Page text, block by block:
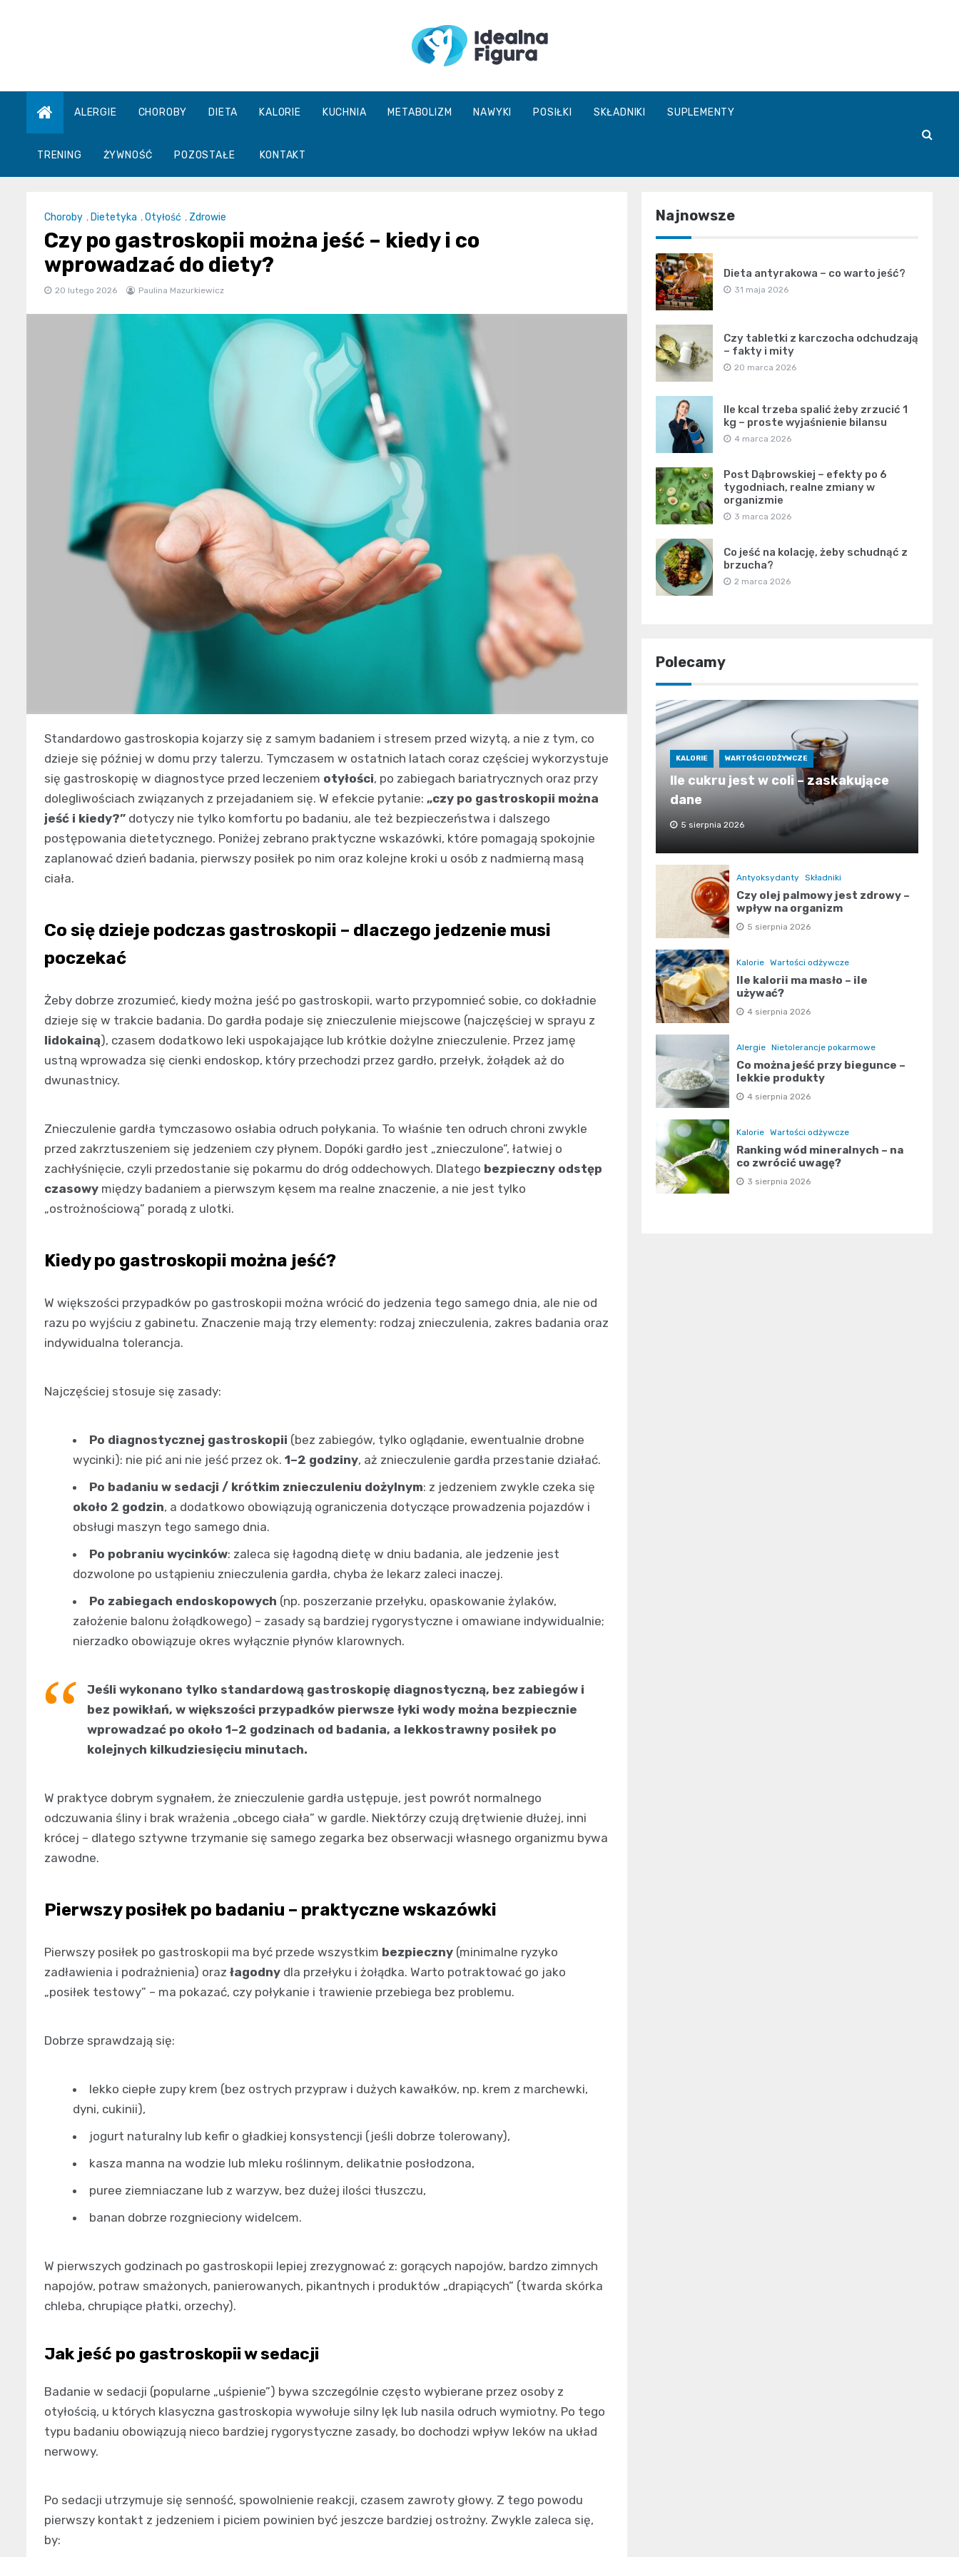
IdealnaFigura.pl
ALERGIE CHOROBY DIETA KALORIE KUCHNIA METABOLIZM NAWYKI POSIŁKI SKŁADNIKI SUPLEMENTY
TRENING ŻYWNOŚĆ POZOSTAŁE KONTAKT
Choroby , Dietetyka ,Otyłość , Zdrowie
Czy po gastroskopii można jeść – kiedy i co
wprowadzać do diety?
20 lutego 2026 Paulina Mazurkiewicz
Standardowo gastroskopia kojarzy się z samym badaniem i stresem przed wizytą, a nie z tym, co
dzieje się później w domu przy talerzu. Tymczasem w ostatnich latach coraz częściej wykorzystuje
się gastroskopię w diagnostyce przed leczeniem otyłości, po zabiegach bariatrycznych oraz przy
dolegliwościach związanych z przejadaniem się. W efekcie pytanie: „czy po gastroskopii można
jeść i kiedy?” dotyczy nie tylko komfortu po badaniu, ale też bezpieczeństwa i dalszego
postępowania dietetycznego. Poniżej zebrano praktyczne wskazówki, które pomagają spokojnie
zaplanować dzień badania, pierwszy posiłek po nim oraz kolejne kroki u osób z nadmierną masą
ciała.
Co się dzieje podczas gastroskopii – dlaczego jedzenie musi
poczekać
Żeby dobrze zrozumieć, kiedy można jeść po gastroskopii, warto przypomnieć sobie, co dokładnie
dzieje się w trakcie badania. Do gardła podaje się znieczulenie miejscowe (najczęściej w sprayu z
lidokainą), czasem dodatkowo leki uspokajające lub krótkie dożylne znieczulenie. Przez jamę
ustną wprowadza się cienki endoskop, który przechodzi przez gardło, przełyk, żołądek aż do
dwunastnicy.
Znieczulenie gardła tymczasowo osłabia odruch połykania. To właśnie ten odruch chroni zwykle
przed zakrztuszeniem się jedzeniem czy płynem. Dopóki gardło jest „znieczulone”, łatwiej o
zachłyśnięcie, czyli przedostanie się pokarmu do dróg oddechowych. Dlatego bezpieczny odstęp
czasowy między badaniem a pierwszym kęsem ma realne znaczenie, a nie jest tylko
„ostrożnościową” poradą z ulotki.
Kiedy po gastroskopii można jeść?
W większości przypadków po gastroskopii można wrócić do jedzenia tego samego dnia, ale nie od
razu po wyjściu z gabinetu. Znaczenie mają trzy elementy: rodzaj znieczulenia, zakres badania oraz
indywidualna tolerancja.
Najczęściej stosuje się zasady:
Po diagnostycznej gastroskopii (bez zabiegów, tylko oglądanie, ewentualnie drobne
wycinki): nie pić ani nie jeść przez ok. 1–2 godziny, aż znieczulenie gardła przestanie działać.
Po badaniu w sedacji / krótkim znieczuleniu dożylnym: z jedzeniem zwykle czeka się
około 2 godzin, a dodatkowo obowiązują ograniczenia dotyczące prowadzenia pojazdów i
obsługi maszyn tego samego dnia.
Po pobraniu wycinków: zaleca się łagodną dietę w dniu badania, ale jedzenie jest
dozwolone po ustąpieniu znieczulenia gardła, chyba że lekarz zaleci inaczej.
Po zabiegach endoskopowych (np. poszerzanie przełyku, opaskowanie żylaków,
założenie balonu żołądkowego) – zasady są bardziej rygorystyczne i omawiane indywidualnie;
nierzadko obowiązuje okres wyłącznie płynów klarownych.
Jeśli wykonano tylko standardową gastroskopię diagnostyczną, bez zabiegów i
bez powikłań, w większości przypadków pierwsze łyki wody można bezpiecznie
wprowadzać po około 1–2 godzinach od badania, a lekkostrawny posiłek po
kolejnych kilkudziesięciu minutach.
W praktyce dobrym sygnałem, że znieczulenie gardła ustępuje, jest powrót normalnego
odczuwania śliny i brak wrażenia „obcego ciała” w gardle. Niektórzy czują drętwienie dłużej, inni
krócej – dlatego sztywne trzymanie się samego zegarka bez obserwacji własnego organizmu bywa
zawodne.
Pierwszy posiłek po badaniu – praktyczne wskazówki
Pierwszy posiłek po gastroskopii ma być przede wszystkim bezpieczny (minimalne ryzyko
zadławienia i podrażnienia) oraz łagodny dla przełyku i żołądka. Warto potraktować go jako
„posiłek testowy” – ma pokazać, czy połykanie i trawienie przebiega bez problemu.
Dobrze sprawdzają się:
lekko ciepłe zupy krem (bez ostrych przypraw i dużych kawałków, np. krem z marchewki,
dyni, cukinii),
jogurt naturalny lub kefir o gładkiej konsystencji (jeśli dobrze tolerowany),
kasza manna na wodzie lub mleku roślinnym, delikatnie posłodzona,
puree ziemniaczane lub z warzyw, bez dużej ilości tłuszczu,
banan dobrze rozgnieciony widelcem.
W pierwszych godzinach po gastroskopii lepiej zrezygnować z: gorących napojów, bardzo zimnych
napojów, potraw smażonych, panierowanych, pikantnych i produktów „drapiących” (twarda skórka
chleba, chrupiące płatki, orzechy).
Jak jeść po gastroskopii w sedacji
Badanie w sedacji (popularne „uśpienie”) bywa szczególnie często wybierane przez osoby z
otyłością, u których klasyczna gastroskopia wywołuje silny lęk lub nasila odruch wymiotny. Po tego
typu badaniu obowiązują nieco bardziej rygorystyczne zasady, bo dochodzi wpływ leków na układ
nerwowy.
Po sedacji utrzymuje się senność, spowolnienie reakcji, czasem zawroty głowy. Z tego powodu
pierwszy kontakt z jedzeniem i piciem powinien być jeszcze bardziej ostrożny. Zwykle zaleca się,
by:
Najnowsze
Dieta antyrakowa – co warto jeść?
31 maja 2026
Czy tabletki z karczocha odchudzają
– fakty i mity
20 marca 2026
Ile kcal trzeba spalić żeby zrzucić 1
kg – proste wyjaśnienie bilansu
4 marca 2026
Post Dąbrowskiej – efekty po 6
tygodniach, realne zmiany w
organizmie
3 marca 2026
Co jeść na kolację, żeby schudnąć z
brzucha?
2 marca 2026
Polecamy
KALORIE WARTOŚCI ODŻYWCZE
Ile cukru jest w coli – zaskakujące
dane
5 sierpnia 2026
Antyoksydanty Składniki
Czy olej palmowy jest zdrowy –
wpływ na organizm
5 sierpnia 2026
Kalorie Wartości odżywcze
Ile kalorii ma masło – ile
używać?
4 sierpnia 2026
Alergie Nietolerancje pokarmowe
Co można jeść przy biegunce –
lekkie produkty
4 sierpnia 2026
Kalorie Wartości odżywcze
Ranking wód mineralnych – na
co zwrócić uwagę?
3 sierpnia 2026